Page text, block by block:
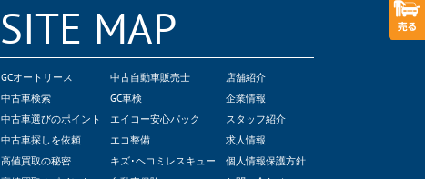
SITE MAP
GCオートリース
中古車検索
中古車選びのポイント
中古車探しを依頼
高値買取の秘密
中古自動車販売士
GC車検
エイコー安心パック
エコ整備
キズ･ヘコミレスキュー
店舗紹介
企業情報
スタッフ紹介
求人情報
個人情報保護方針